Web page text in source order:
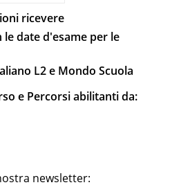
ricevere
date d'esame per le
L2 e Mondo Scuola
e Percorsi abilitanti da:
newsletter: